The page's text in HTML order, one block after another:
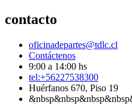
contacto
oficinadepartes@tdlc.cl
Contáctenos
9:00 a 14:00 hs
tel:+56227538300
Huérfanos 670, Piso 19